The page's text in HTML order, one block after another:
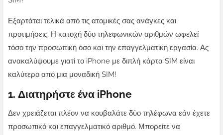
Εξαρτάται τελικά από τις ατομικές σας ανάγκες και
προτιμήσεις. Η κατοχή δύο τηλεφωνικών αριθμών ωφελεί
τόσο την προσωπική όσο και την επαγγελματική εργασία. Ας
ανακαλύψουμε γιατί το iPhone με διπλή κάρτα SIM είναι
καλύτερο από μια μοναδική SIM!
1. Διατηρήστε ένα iPhone
Δεν χρειάζεται πλέον να κουβαλάτε δύο τηλέφωνα εάν έχετε
προσωπικό και επαγγελματικό αριθμό. Μπορείτε να